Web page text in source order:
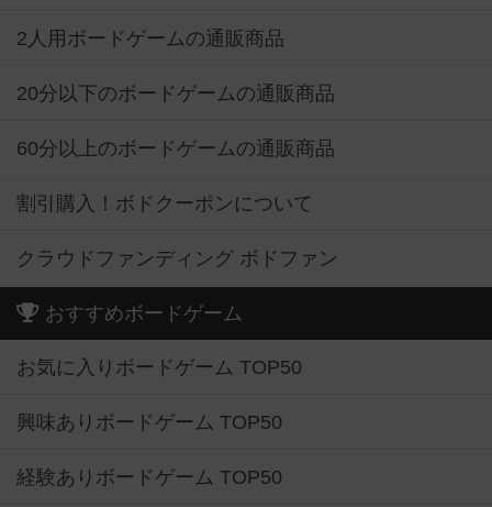
2人用ボードゲームの通販商品
20分以下のボードゲームの通販商品
60分以上のボードゲームの通販商品
割引購入！ボドクーポンについて
クラウドファンディング ボドファン
おすすめボードゲーム
お気に入りボードゲーム TOP50
興味ありボードゲーム TOP50
経験ありボードゲーム TOP50